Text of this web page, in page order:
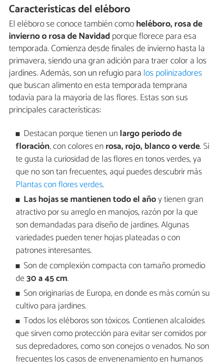
Características del eléboro
El eléboro se conoce también comoheléboro, rosa de
invierno o rosa de Navidadporque florece para esa
temporada. Comienza desde finales de invierno hasta la
primavera, siendo una gran adición para traer color a los
jardines. Además, son un refugio para los polinizadores
que buscan alimento en esta temporada temprana
todavía para la mayoría de las flores. Estas son sus
principales características:
Destacan porque tienen un largo periodo de
floración, con colores en rosa, rojo, blanco o verde. Si
te gusta la curiosidad de las flores en tonos verdes, ya
que no son tan frecuentes, aquí puedes descubrir más
Plantas con flores verdes.
Las hojas se mantienen todo el añoy tienen gran
atractivo por su arreglo en manojos, razón por la que
son demandadas para diseño de jardines. Algunas
variedades pueden tener hojas plateadas o con
patrones interesantes.
Son de complexión compacta con tamaño promedio
de30 a 45 cm.
Son originarias de Europa, en donde es más común su
cultivo para jardines.
Todos los eléboros son tóxicos. Contienen alcaloides
que sirven como protección para evitar ser comidos por
sus depredadores, como son conejos o venados. No son